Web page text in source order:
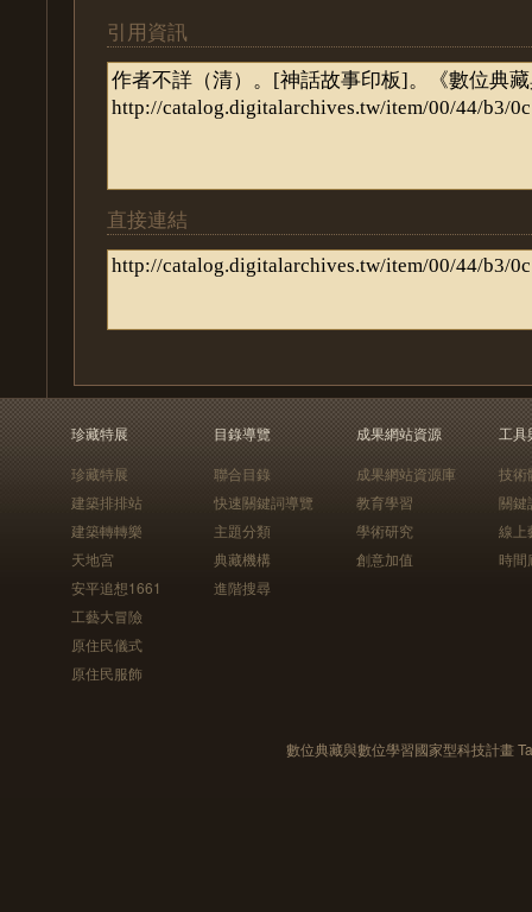
引用資訊
直接連結
珍藏特展
珍藏特展
建築排排站
建築轉轉樂
天地宮
安平追想1661
工藝大冒險
原住民儀式
原住民服飾
目錄導覽
聯合目錄
快速關鍵詞導覽
主題分類
典藏機構
進階搜尋
成果網站資源
成果網站資源庫
教育學習
學術研究
創意加值
工具
技術
關鍵
線上
時間
數位典藏與數位學習國家型科技計畫